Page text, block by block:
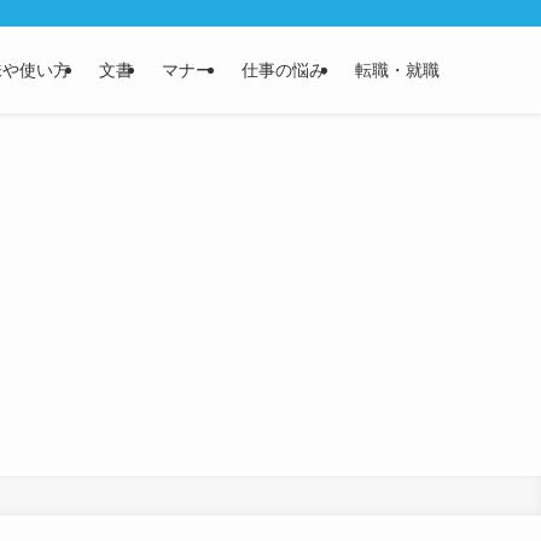
使い方 文書 マナー 仕事の悩み 転職・就職